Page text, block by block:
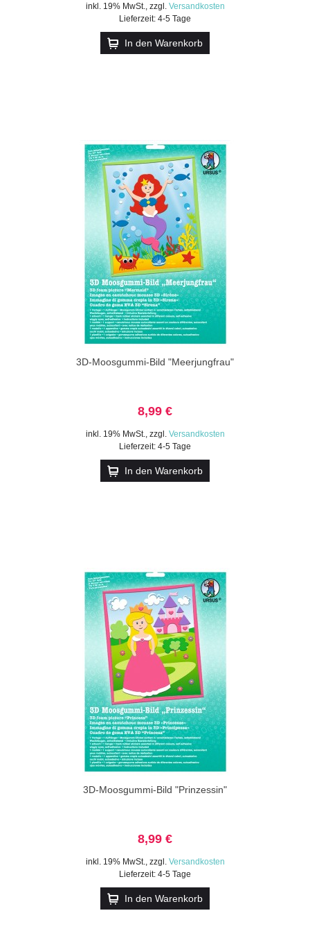
inkl. 19% MwSt., zzgl. Versandkosten
Lieferzeit: 4-5 Tage
In den Warenkorb
3D-Moosgummi-Bild "Meerjungfrau"
8,99 €
inkl. 19% MwSt., zzgl. Versandkosten
Lieferzeit: 4-5 Tage
In den Warenkorb
3D-Moosgummi-Bild "Prinzessin"
8,99 €
inkl. 19% MwSt., zzgl. Versandkosten
Lieferzeit: 4-5 Tage
In den Warenkorb